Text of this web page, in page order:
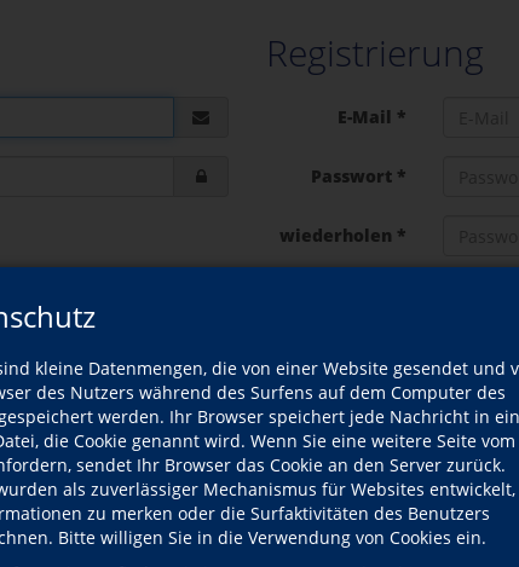
kleine Datenmengen, die von einer Website gesendet und
des Nutzers während des Surfens auf dem Computer des
werden. Ihr Browser speichert jede Nachricht in
die Cookie genannt wird. Wenn Sie eine weitere Seite vom
sendet Ihr Browser das Cookie an den Server zurück.
als zuverlässiger Mechanismus für Websites
zu merken oder die Surfaktivitäten des Benutzers
Bitte willigen Sie in die Verwendung von Cookies ein.
während der Kursbuchung
Registrierung
E-Mail *
Passwort *
wiederholen *
Geburtsdatum* Tag